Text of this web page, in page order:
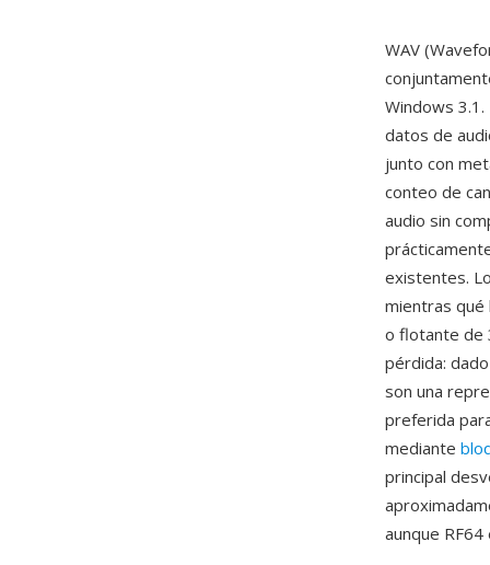
WAV
Windows
datos de
junto con
conteo de
audio sin
existentes.
mientras
o flotante de
pérdida:
son una
preferida
mediante
principal
aunque